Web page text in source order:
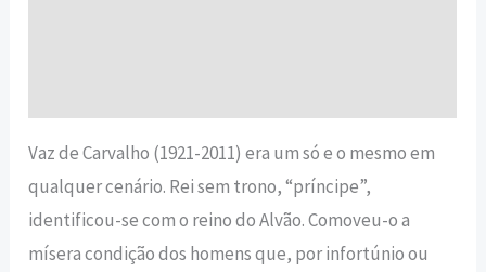
Vaz de Carvalho (1921-2011) era um só e o mesmo em
qualquer cenário. Rei sem trono, “príncipe”,
identificou-se com o reino do Alvão. Comoveu-o a
mísera condição dos homens que, por infortúnio ou